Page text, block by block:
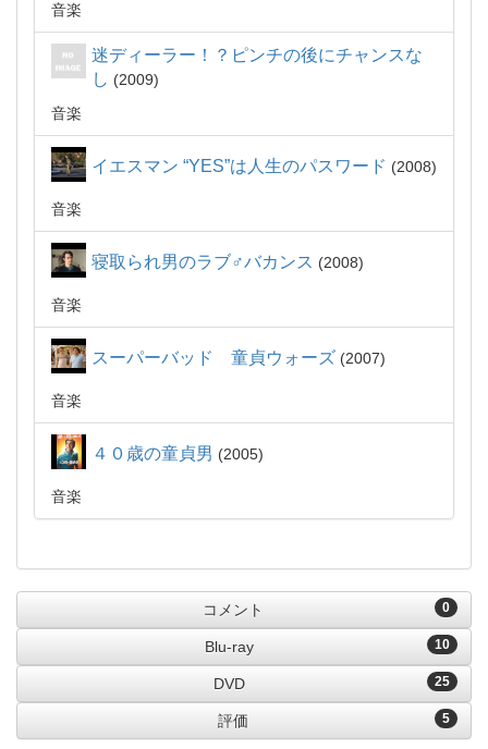
音楽
迷ディーラー！？ピンチの後にチャンスな
し
2009
音楽
イエスマン “YES”は人生のパスワード 2008
音楽
寝取られ男のラブ♂バカンス 2008
音楽
スーパーバッド 童貞ウォーズ 2007
音楽
４０歳の童貞男 2005
音楽
0
コメント
10
Blu-ray
25
DVD
5
評価